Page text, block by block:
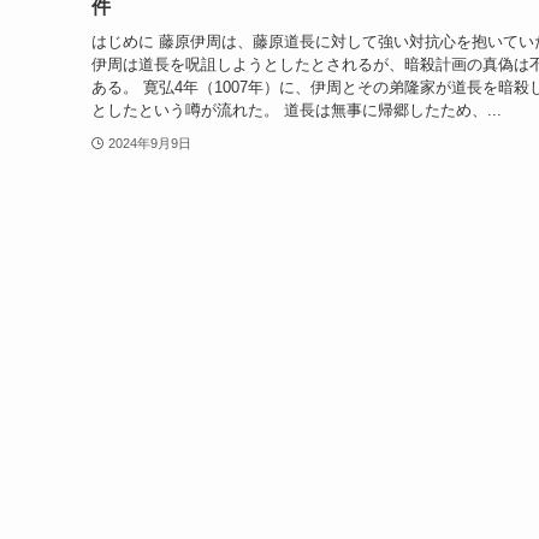
件
はじめに 藤原伊周は、藤原道長に対して強い対抗心を抱いてい
伊周は道長を呪詛しようとしたとされるが、暗殺計画の真偽は
ある。 寛弘4年（1007年）に、伊周とその弟隆家が道長を暗殺
としたという噂が流れた。 道長は無事に帰郷したため、...
2024年9月9日